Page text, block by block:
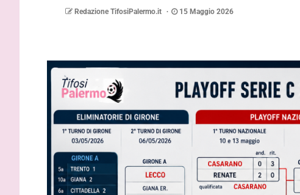
Redazione TifosiPalermo.it 15 Maggio 2026